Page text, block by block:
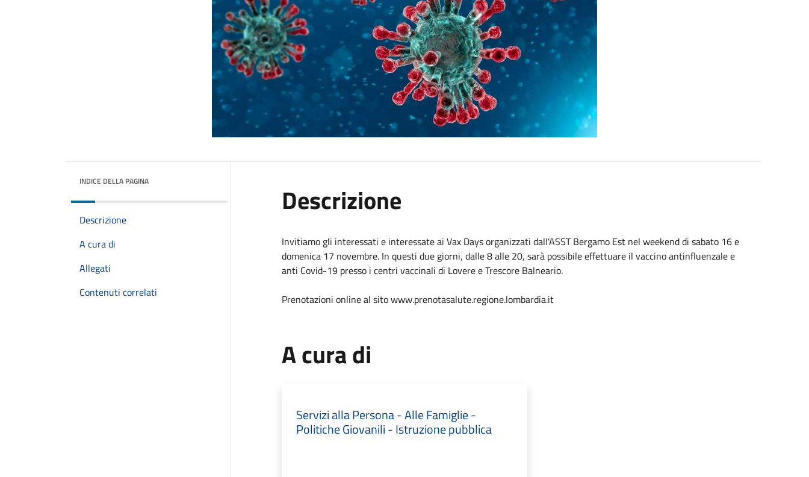
INDICE DELLA PAGINA
Descrizione
A cura di
Allegati
Contenuti correlati
Descrizione
Invitiamo gli interessati e interessate ai Vax Days organizzati dall'ASST Bergamo Est nel weekend di sabato 16 e
domenica 17 novembre. In questi due giorni, dalle 8 alle 20, sarà possibile effettuare il vaccino antinfluenzale e
anti Covid-19 presso i centri vaccinali di Lovere e Trescore Balneario.
Prenotazioni online al sito www.prenotasalute.regione.lombardia.it
A cura di
Servizi alla Persona - Alle Famiglie -
Politiche Giovanili - Istruzione pubblica